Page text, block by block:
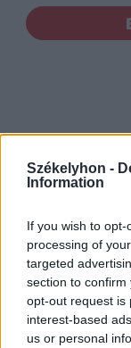
Székelyhon -
Information
If you wish to
processing of
targeted
section to
opt-out request is
interest-based
us or personal